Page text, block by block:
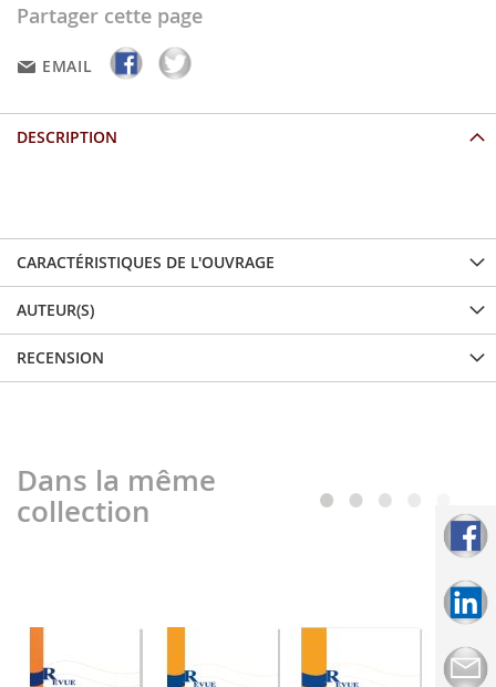
Partager cette page
EMAIL
DESCRIPTION
CARACTÉRISTIQUES DE L'OUVRAGE
AUTEUR(S)
RECENSION
Dans la même
collection